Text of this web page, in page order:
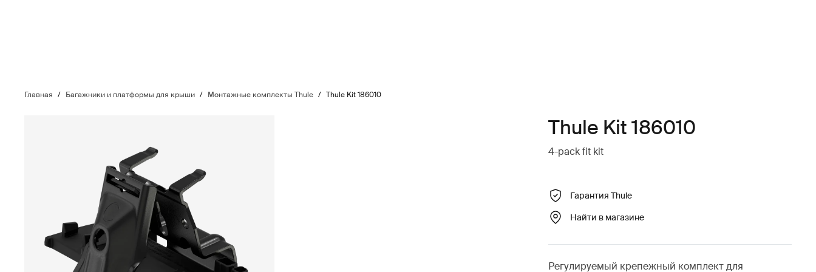
Главная / Багажники и платформы для крыши / Монтажные комплекты Thule / Thule Kit 186010
Thule Kit 186010
4-pack fit kit
Гарантия Thule
Найти в магазине
Регулируемый крепежный комплект для